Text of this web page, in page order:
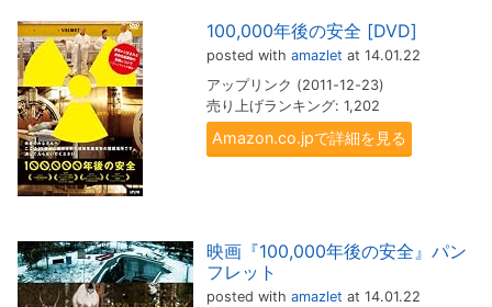
100,000年後の安全 [DVD]
posted with amazlet at 14.01.22
アップリンク (2011-12-23)
売り上げランキング: 1,202
Amazon.co.jpで詳細を見る
映画『100,000年後の安全』パン
フレット
posted with amazlet at 14.01.22